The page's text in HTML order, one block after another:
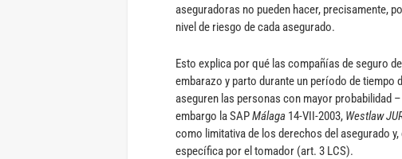
aseguradoras no pueden hacer, precisamente,
nivel de riesgo de cada asegurado.
Esto explica por qué las compañías de seguro
embarazo y parto durante un período de
aseguren las personas con mayor probabilidad
embargo la SAPMálaga 14-VII-2003, Westlaw
como limitativa de los derechos del asegurado
específica por el tomador (art. 3 LCS).